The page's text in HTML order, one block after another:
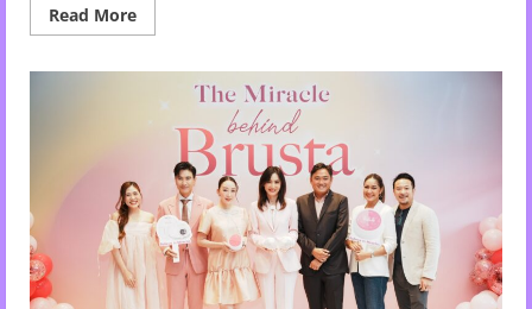
Read MoreRead
more
“มิ้ลค์”
แฟน
เหมือน
คู่
“จูน-
มิ
วนิค”
ใน
ซี